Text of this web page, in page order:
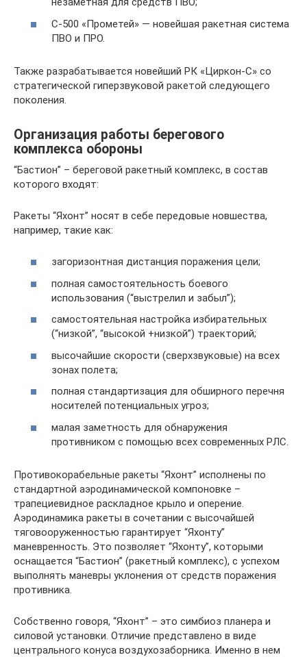
С-500 «Прометей» — новейшая ракетная система
ПВО и ПРО.
Также разрабатывается новейший РК «Циркон-С» со
стратегической гиперзвуковой ракетой следующего
поколения.
Организация работы берегового
комплекса обороны
“Бастион” – береговой ракетный комплекс, в состав
которого входят:
Ракеты “Яхонт” носят в себе передовые новшества,
например, такие как:
загоризонтная дистанция поражения цели;
полная самостоятельность боевого
использования (“выстрелил и забыл”);
самостоятельная настройка избирательных
(“низкой”, “высокой +низкой”) траекторий;
высочайшие скорости (сверхзвуковые) на всех
зонах полета;
полная стандартизация для обширного перечня
носителей потенциальных угроз;
малая заметность для обнаружения
противником с помощью всех современных РЛС.
Противокорабельные ракеты “Яхонт” исполнены по
стандартной аэродинамической компоновке –
трапециевидное раскладное крыло и оперение.
Аэродинамика ракеты в сочетании с высочайшей
тяговооруженностью гарантирует “Яхонту”
маневренность. Это позволяет “Яхонту”, которыми
оснащается “Бастион” (ракетный комплекс), с успехом
выполнять маневры уклонения от средств поражения
противника.
Собственно говоря, “Яхонт” – это симбиоз планера и
силовой установки. Отличие представлено в виде
центрального конуса воздухозаборника. Именно в нем